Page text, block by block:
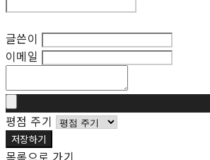
글쓴이
이메일
평점 주기
저장하기